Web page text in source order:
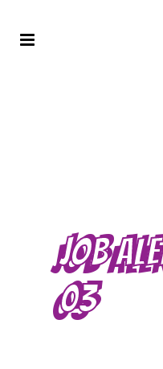
JOB
03